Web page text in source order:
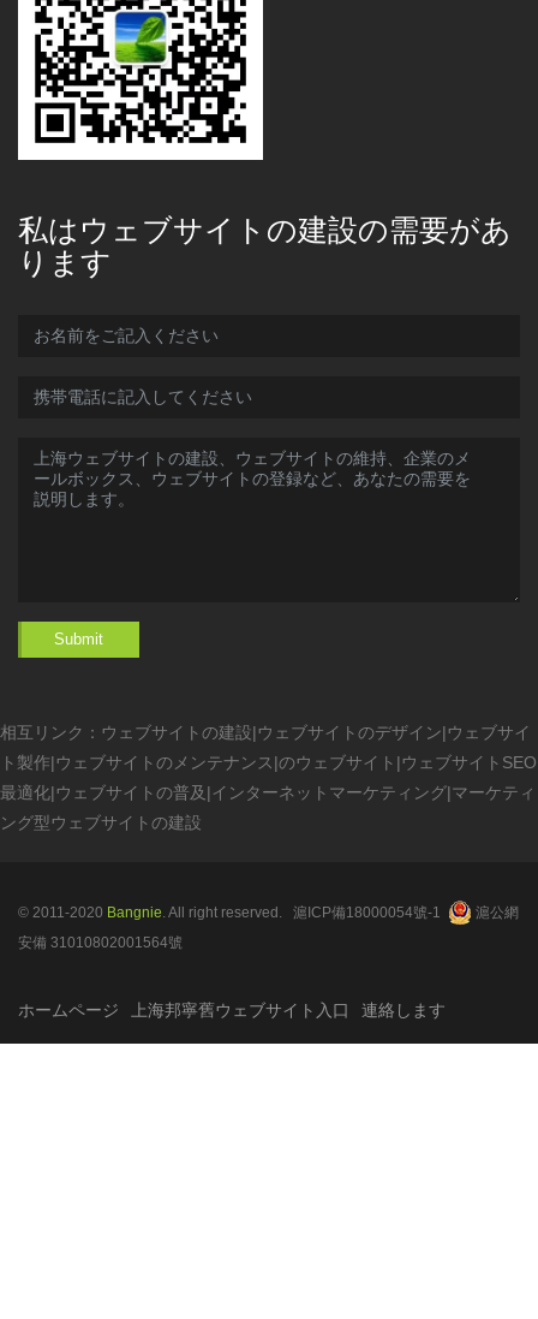
私はウェブサイトの建設の需要があ
ります
Submit
相互リンク： ウェブサイトの建設|ウェブサイトのデザイン|ウェブサイ
ト製作|ウェブサイトのメンテナンス |のウェブサイト |ウェブサイトSEO
最適化|ウェブサイトの普及 |インターネットマーケティング|マーケティ
ング型ウェブサイトの建設
© 2011-2020 Bangnie . All right reserved. 滬ICP備18000054號-1
滬公網
安備 31010802001564號
ホームページ 上海邦寧舊ウェブサイト入口 連絡します